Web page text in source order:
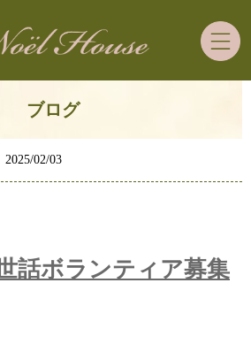
ホーム
親募集の犬猫ちゃん
支援・ボランティア
ブログ
2025/02/03
話ボランティア募集